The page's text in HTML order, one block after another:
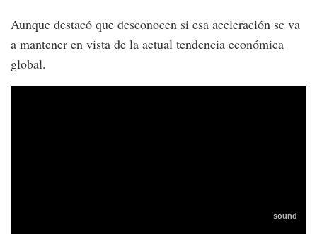
Aunque destacó que desconocen si esa aceleración se va
a mantener en vista de la actual tendencia económica
global.